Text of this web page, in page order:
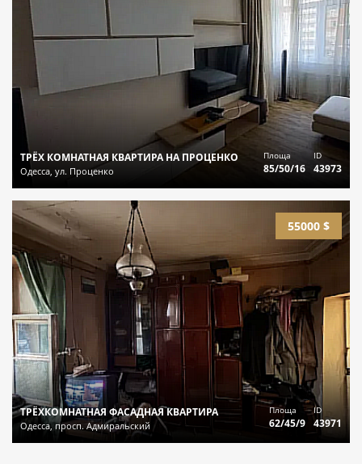
ТРЁХ КОМНАТНАЯ КВАРТИРА НА ПРОЦЕНКО
Одесса, ул. Проценко
Площа
85/50/16
ID
43973
55000 $
ТРЁХКОМНАТНАЯ ФАСАДНАЯ КВАРТИРА
Одесса, просп. Адмиральский
Площа
62/45/9
ID
43971